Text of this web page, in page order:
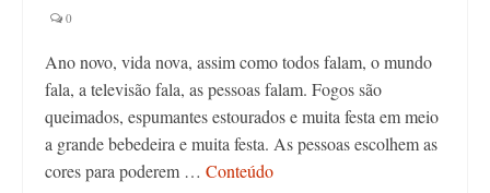
0
Ano novo, vida nova, assim como todos falam, o mundo
fala, a televisão fala, as pessoas falam. Fogos são
queimados, espumantes estourados e muita festa em meio
a grande bebedeira e muita festa. As pessoas escolhem as
cores para poderem … Conteúdo